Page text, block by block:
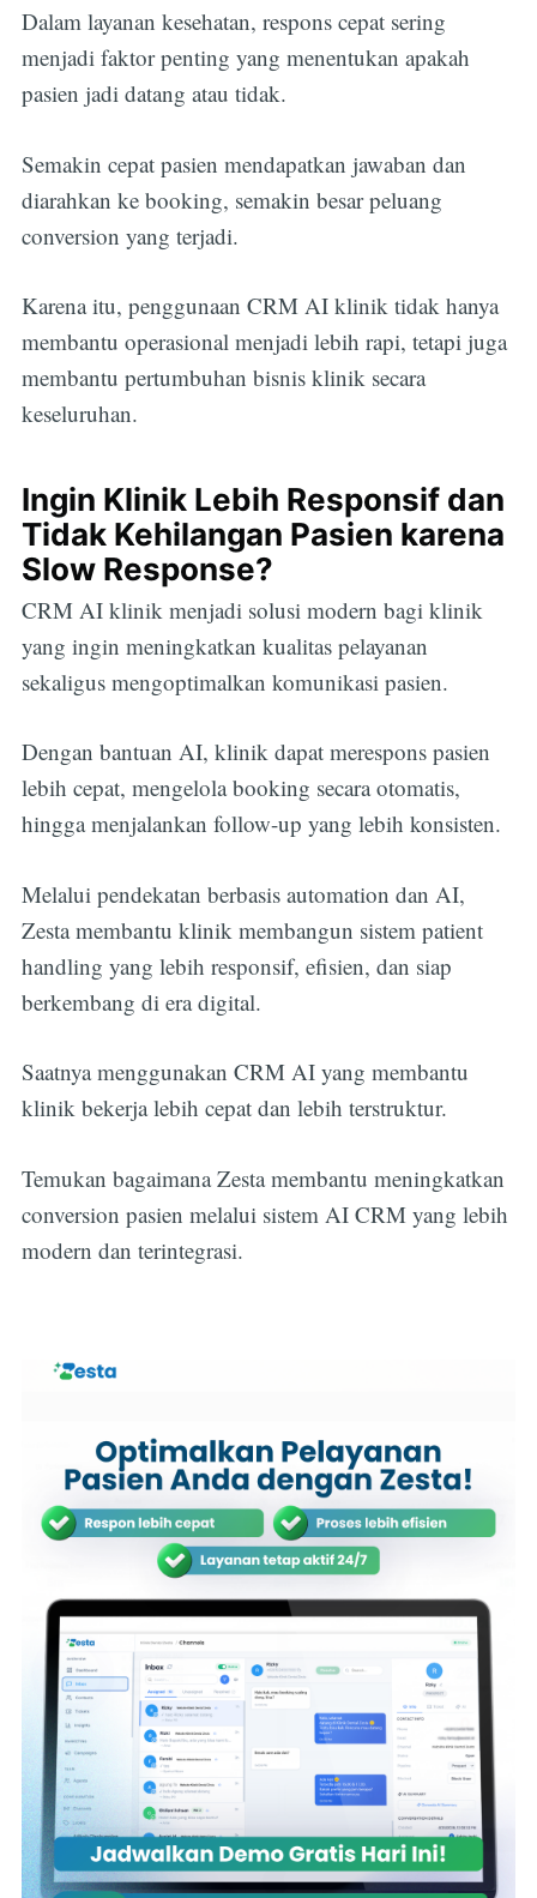
Dalam layanan kesehatan, respons cepat sering
menjadi faktor penting yang menentukan apakah
pasien jadi datang atau tidak.
Semakin cepat pasien mendapatkan jawaban dan
diarahkan ke booking, semakin besar peluang
conversion yang terjadi.
Karena itu, penggunaan CRM AI klinik tidak hanya
membantu operasional menjadi lebih rapi, tetapi juga
membantu pertumbuhan bisnis klinik secara
keseluruhan.
Ingin Klinik Lebih Responsif dan
Tidak Kehilangan Pasien karena
Slow Response?
CRM AI klinik menjadi solusi modern bagi klinik
yang ingin meningkatkan kualitas pelayanan
sekaligus mengoptimalkan komunikasi pasien.
Dengan bantuan AI, klinik dapat merespons pasien
lebih cepat, mengelola booking secara otomatis,
hingga menjalankan follow-up yang lebih konsisten.
Melalui pendekatan berbasis automation dan AI,
Zesta membantu klinik membangun sistem patient
handling yang lebih responsif, efisien, dan siap
berkembang di era digital.
Saatnya menggunakan CRM AI yang membantu
klinik bekerja lebih cepat dan lebih terstruktur.
Temukan bagaimana Zesta membantu meningkatkan
conversion pasien melalui sistem AI CRM yang lebih
modern dan terintegrasi.